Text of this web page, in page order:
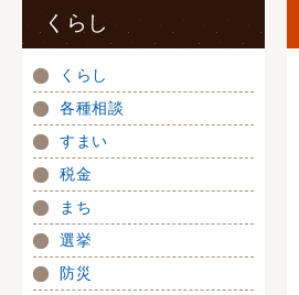
くらし
くらし
各種相談
すまい
税金
まち
選挙
防災